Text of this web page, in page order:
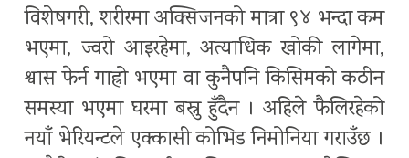
विशेषगरी, शरीरमा अक्सिजनको मात्रा ९४ भन्दा कम
भएमा, ज्वरो आइरहेमा, अत्याधिक खोकी लागेमा,
श्वास फेर्न गाह्रो भएमा वा कुनैपनि किसिमको कठीन
समस्या भएमा घरमा बस्नु हुँदैन । अहिले फैलिरहेको
नयाँ भेरियन्टले एक्कासी कोभिड निमोनिया गराउँछ ।